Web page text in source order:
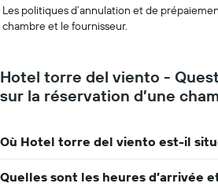
Les politiques d’annulation et de
chambre et le fournisseur.
Hotel torre del viento -
sur la réservation d’une
Où Hotel torre del viento est-il
Quelles sont les heures d’arrivée